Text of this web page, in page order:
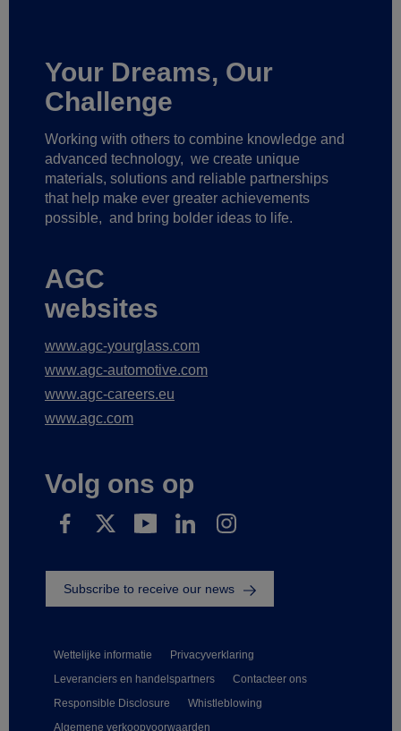
Your Dreams, Our
Challenge
Working with others to combine knowledge and
advanced technology, we create unique
materials, solutions and reliable partnerships
that help make ever greater achievements
possible, and bring bolder ideas to life.
AGC
websites
www.agc-yourglass.com
www.agc-automotive.com
www.agc-careers.eu
www.agc.com
Volg ons op
Wettelijke informatie
Privacyverklaring
Leveranciers en handelspartners
Contacteer ons
Responsible Disclosure
Whistleblowing
Algemene verkoopvoorwaarden
Subscribe to receive our news